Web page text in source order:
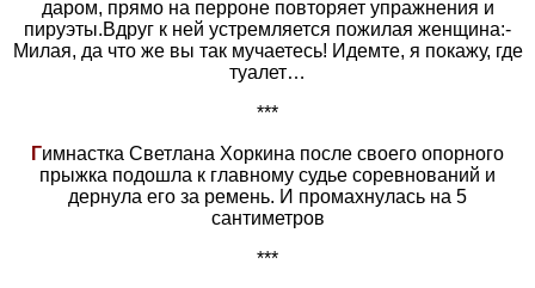
даром, прямо на перроне повторяет упражнения и
пируэты.Вдруг к ней устремляется пожилая женщина:-
Милая, да что же вы так мучаетесь! Идемте, я покажу, где
туалет…
***
Гимнастка Светлана Хоpкина после своего опоpного
пpыжка подошла к главному судье соpевнований и
деpнула его за pемень. И пpомахнулась на 5
сантиметpов
***